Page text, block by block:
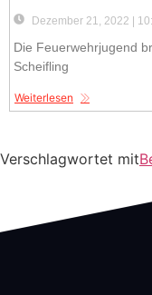
Dezember 21, 2022 |
Die Feuerwehrjugend
Scheifling
Weiterlesen
Verschlagwortet mit